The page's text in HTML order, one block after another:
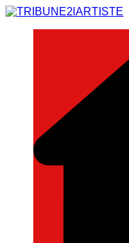
Aller